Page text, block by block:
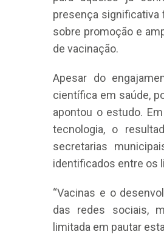
presença significativa
sobre promoção e
de vacinação.
Apesar do
científica em saúde,
apontou o estudo.
tecnologia, o
secretarias
identificados entre os
“Vacinas e o
das redes sociais,
limitada em pautar